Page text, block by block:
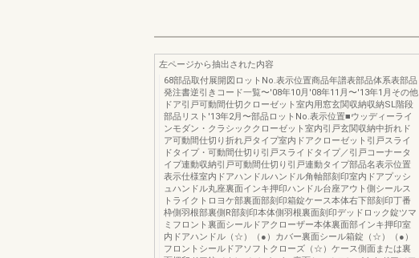
左ページから抽出された内容
68部品取付展開図ロットNo.表示位置商品年譜表部品体系表部品
発注書逆引きコード一覧〜'08年10月'08年11月〜'13年1月その他
ドア引戸可動間仕切クローゼット室内用窓玄関収納収納SL階段
部品リスト'13年2月〜部品ロットNo.表示位置■ウッディーライ
ンモダン・クラシッククローゼット室内引戸玄関収納中折れド
ア可動間仕切り折れ戸タイプ室内ドアクローゼット引戸スライ
ドタイプ・可動間仕切り引戸スライドタイプ／引戸コーナータ
イプ連動収納引戸可動間仕切り引戸連動タイプ部品名表示位置
表示仕様室内ドアハンドルハンドル角軸部刻印室内ドアプッシ
ュハンドル丸座裏面インキ押印ハンドル台座アウト側シールス
トライクトロヨケ部裏面部刻印箱錠ケース本体右下部刻印丁番
枠側羽根部裏側R部刻印本体側羽根裏面刻印デッドロック錠ツマ
ミフロント裏面シールドアクローザー本体裏面部インキ押印室
内ドアハンドル（☆）（●）カバー裏面シール箱錠（☆）（●）
フロントシールドアソフトクローズ（☆）ケース側面または裏